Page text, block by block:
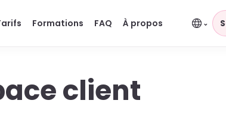
Formations FAQ À propos ⌄
client